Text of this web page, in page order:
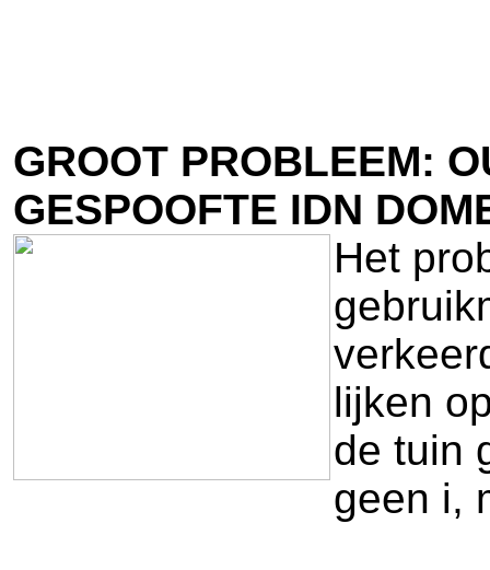
GROOT PROBLEEM:
GESPOOFTE IDN
Het
lijken
de tuin
geen i,